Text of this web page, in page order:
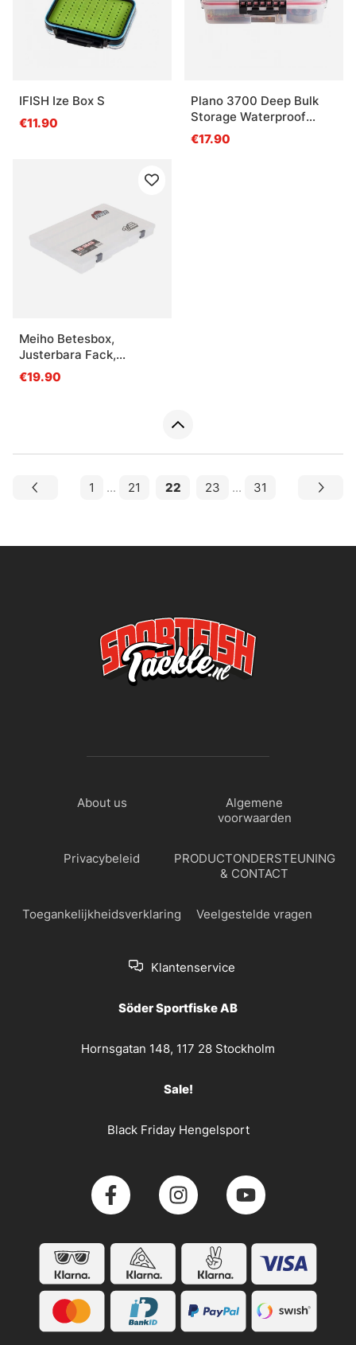
IFISH Ize Box S
€11.90
Plano 3700 Deep Bulk
Storage Waterproof
Stowaway
€17.90
Meiho Betesbox,
Justerbara Fack,
410x264x43mm - Clear
€19.90
1 ... 21 22 23 ... 31
About us
Algemene
voorwaarden
Privacybeleid
PRODUCTONDERSTEUNING
& CONTACT
Toegankelijkheidsverklaring Veelgestelde vragen
Klantenservice
Söder Sportfiske AB
Hornsgatan 148, 117 28 Stockholm
Sale!
Black Friday Hengelsport